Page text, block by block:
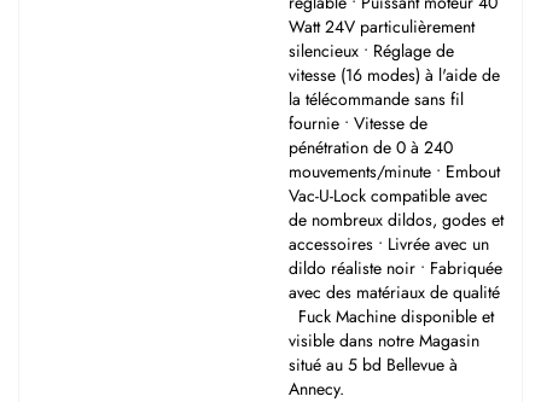
Watt 24V particulièrement
silencieux • Réglage de
vitesse (16 modes) à l'aide de
la télécommande sans fil
fournie • Vitesse de
pénétration de 0 à 240
mouvements/minute • Embout
Vac-U-Lock compatible avec
de nombreux dildos, godes et
accessoires • Livrée avec un
dildo réaliste noir • Fabriquée
avec des matériaux de qualité
Fuck Machine disponible et
visible dans notre Magasin
situé au 5 bd Bellevue à
Annecy.